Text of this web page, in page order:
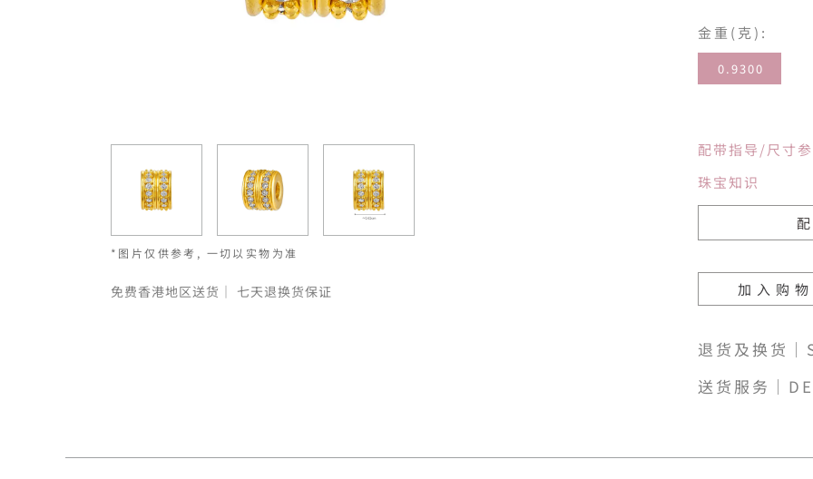
*图片仅供参考, 一切以实物为准
免费香港地区送货｜ 七天退换货保证
金重(克):
0.9300
配带指导/尺寸
珠宝知识
加入购
退货及换货
送货服务｜